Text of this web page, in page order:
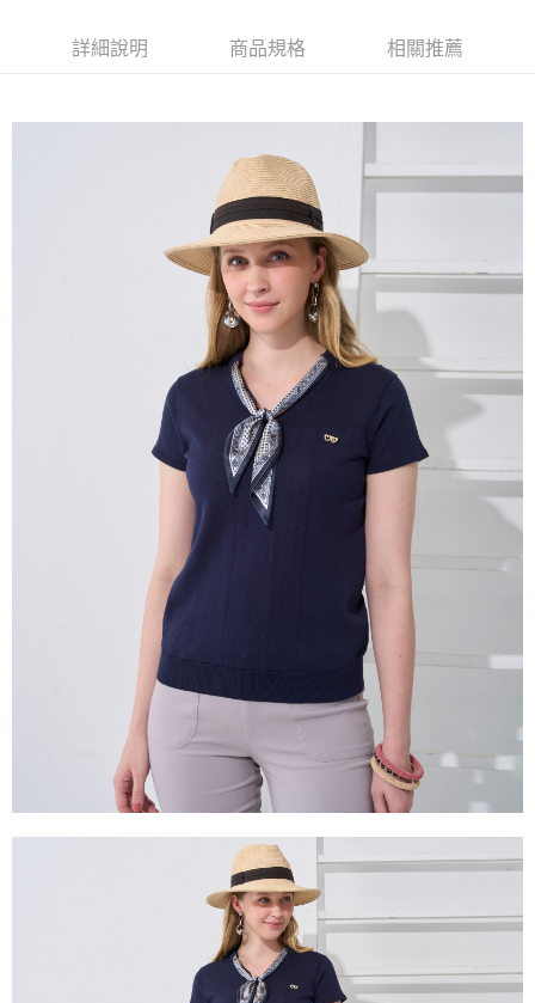
【大哥付你分期使用說明】
1.本服務由台灣大哥大提供，台灣大哥大用戶可立即使用無須另外申請。
成交易。
4.訂單成立30分鐘內，如未前往確認交易或遇審核未通過，訂單將自動取
消。如遇「轉專審核」未通過狀況，表示未達大哥付你分期系統評分，恕無
1.分期款項不併入電信帳單，「大哥付你分期」於每月結算日後寄送繳費提
2.透過簡訊連結打開帳單後，可選擇「超商條碼／台灣大直營門市／銀行轉
帳／街口支付／iPASS MONEY」等通路繳費。
1.本服務係由「台灣大哥大股份有限公司」（以下簡稱本公司）所提供，讓
用戶於交易時，得透過本服務購買商品或服務，並由商店將買賣／分期付款
買賣價金債權讓與本公司後，依約使用本公司帳單繳交帳款。
2.基於同意付款使用「大哥付你分期」之契約關係目的，商店將以您的個人
資料（包含姓名、電話或地址）提供予台灣大哥大進項蒐集、處理及利用，
由本公司與您本人進行分期帳單所需資料之確認、核對及更正。
3.完整用戶服務條款，請詳閱以下連結：
https://oppay.tw/userRule
AFTEE先享後付
１．簡單：不需註冊會員、不需綁卡、不需儲值。
２．便利：只要手機號碼，簡訊認證，即可結帳。
３．安心：先確認商品／服務後，再付款。
【「AFTEE先享後付」結帳流程】
１．於結帳方式選擇「AFTEE先享後付」後，將跳轉至「AFTEE先享後付」
結帳頁面，進行簡訊認證並確認金額後，即可完成結帳。
２．訂單成立數日內，您將收到繳費通知簡訊。
３．收到繳費通知簡訊後14天內，點擊此簡訊中的連結，可透過四大超商／
ATM／網路銀行／等多元方式進行付款，方視為交易完成。
※ 請注意：結帳手續完成當下不需立刻繳費，但若您需要取消訂單，請聯絡
購買商品的店家。未經商家同意取消之訂單仍視為有效，需透過AFTEE先享
後付繳納相關費用。
※ 交易是否成功請以「AFTEE先享後付 」之結帳頁面顯示為準，若有關於
是否繳費成功／繳費後需取消欲退款等相關疑問，請聯繫「AFTEE先享後付
https://netprotections.freshdesk.com/support/home
１．透過由恩沛科技股份有限公司提供之「AFTEE先享後付」服務完成之交
易，需依本服務之必要範圍內提供個人資料，並將交易相關給付款項請求債
權轉讓予恩沛科技股份有限公司。
２．關於個人資料處理事宜，請瀏覽以下網址：
https://aftee.tw/terms/#terms3
３．未成年的使用者請事先徵得法定代理人或監護人之同意方可使用
「AFTEE先享後付」，若未經同意申辦者引起之損失，本公司不負相關責
４．使用「AFTEE先享後付」時，將依據個別帳號之用戶狀況，依本公司即
時審查核予不同之上限額度；若仍有額度不足之情形，本公司將視審查結果
請求用戶進行身份認證。
５．嚴禁一人註冊多個帳號或使用他人資訊註冊。若發現惡意使用之情形，
每筆NT$120，滿NT$2,000(含以上)免運費
每筆NT$120，滿NT$2,000(含以上)免運費
每筆NT$120，滿NT$2,000(含以上)免運費
詳細說明 商品規格 相關推薦